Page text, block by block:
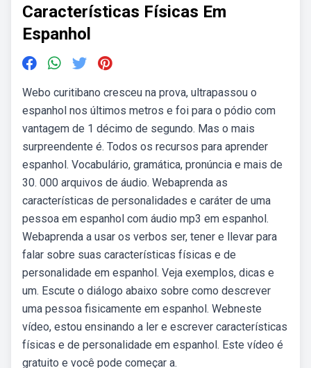
Características Físicas Em
Espanhol
Webo curitibano cresceu na prova, ultrapassou o
espanhol nos últimos metros e foi para o pódio com
vantagem de 1 décimo de segundo. Mas o mais
surpreendente é. Todos os recursos para aprender
espanhol. Vocabulário, gramática, pronúncia e mais de
30. 000 arquivos de áudio. Webaprenda as
características de personalidades e caráter de uma
pessoa em espanhol com áudio mp3 em espanhol.
Webaprenda a usar os verbos ser, tener e llevar para
falar sobre suas características físicas e de
personalidade em espanhol. Veja exemplos, dicas e
um. Escute o diálogo abaixo sobre como descrever
uma pessoa fisicamente em espanhol. Webneste
vídeo, estou ensinando a ler e escrever características
físicas e de personalidade em espanhol. Este vídeo é
gratuito e você pode começar a.